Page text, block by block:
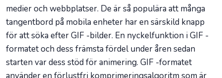
medier och webbplatser. De är så populära att många
tangentbord på mobila enheter har en särskild knapp
för att söka efter GIF -bilder. En nyckelfunktion i GIF -
formatet och dess främsta fördel under åren sedan
starten var dess stöd för animering. GIF -formatet